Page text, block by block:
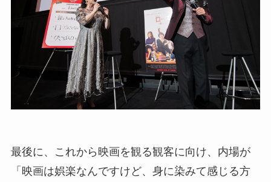
最後に、これから映画を観る観客に向け、内場が
「映画は娯楽なんですけど、身に染みて感じる方